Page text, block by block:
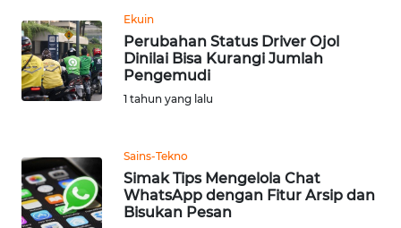
Ekuin
Perubahan Status Driver Ojol
Dinilai Bisa Kurangi Jumlah
Pengemudi
1 tahun yang lalu
Sains-Tekno
Simak Tips Mengelola Chat
WhatsApp dengan Fitur Arsip dan
Bisukan Pesan
WN
JAMBI
WN
WN
NTB